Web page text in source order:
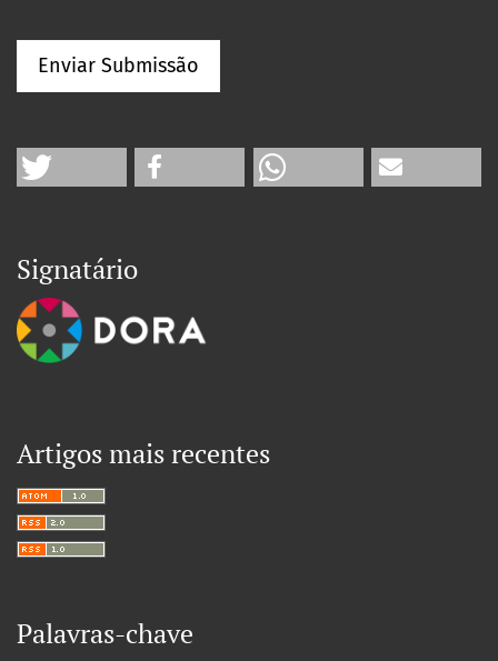
Enviar Submissão
Signatário
Artigos mais recentes
Palavras-chave